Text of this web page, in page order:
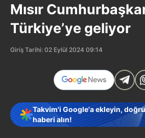
Mısır
Türkiye’ye geliyor
Giriş Tarihi: 02 Eylül 2024 09:14
Takvim'i Google'a ekleyin,
haberi alın!